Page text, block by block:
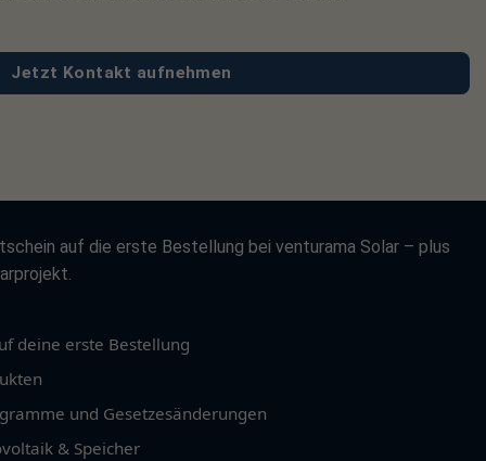
Jetzt Kontakt aufnehmen
auf die erste Bestellung bei venturama Solar – plus
deine erste Bestellung
und Gesetzesänderungen
& Speicher